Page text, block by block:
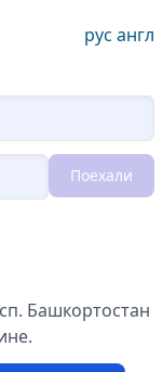
рус англ
Loading...
Поехали
Башкортостан